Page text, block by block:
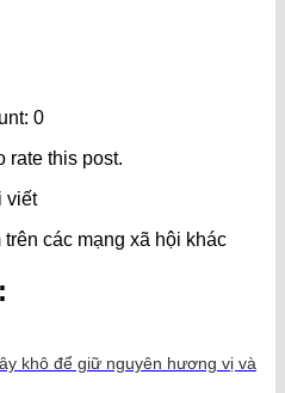
0
rate this post.
viết
các mạng xã hội khác
khô để giữ nguyên hương vị và